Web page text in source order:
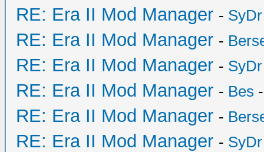
RE: Era II Mod Manager - SyDr
RE: Era II Mod Manager -
RE: Era II Mod Manager - SyDr
RE: Era II Mod Manager - Bes
RE: Era II Mod Manager -
RE: Era II Mod Manager - SyDr